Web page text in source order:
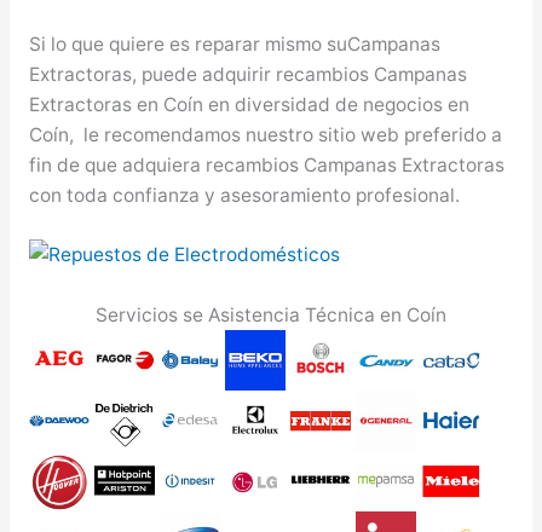
Si lo que quiere es reparar mismo suCampanas
Extractoras, puede adquirir recambios Campanas
Extractoras en Coín en diversidad de negocios en
Coín, le recomendamos nuestro sitio web preferido a
fin de que adquiera recambios Campanas Extractoras
con toda confianza y asesoramiento profesional.
Servicios se Asistencia Técnica en Coín